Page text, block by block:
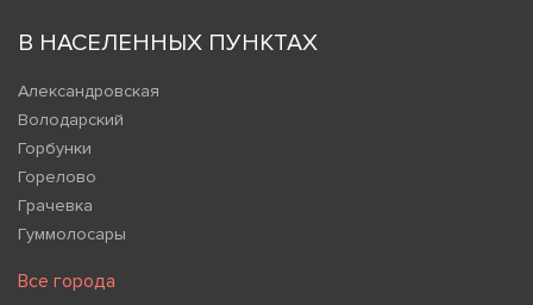
В НАСЕЛЕННЫХ ПУНКТАХ
Александровская
Володарский
Горбунки
Горелово
Грачевка
Гуммолосары
Все города